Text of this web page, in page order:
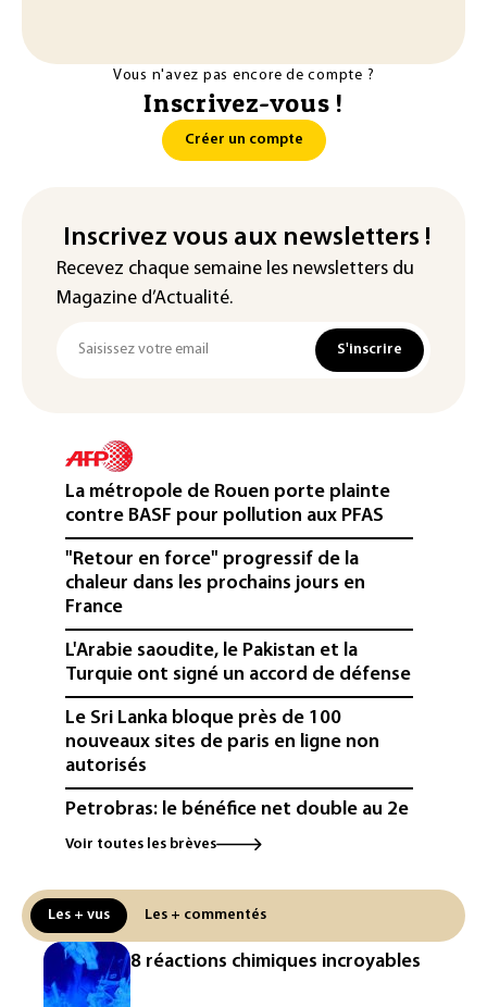
Vous n'avez pas encore de compte ?
Inscrivez-vous !
Créer un compte
Inscrivez vous aux newsletters !
Recevez chaque semaine les newsletters du
Magazine d’Actualité.
S'inscrire
La métropole de Rouen porte plainte
contre BASF pour pollution aux PFAS
"Retour en force" progressif de la
chaleur dans les prochains jours en
France
L'Arabie saoudite, le Pakistan et la
Turquie ont signé un accord de défense
Le Sri Lanka bloque près de 100
nouveaux sites de paris en ligne non
autorisés
Petrobras: le bénéfice net double au 2e
trimestre 2026, avec la hausse des prix
Mineurs sur les réseaux sociaux: Meta
condamné à verser 567 millions de
dollars supplémentaires au Nouveau-
Mexique
Voir toutes les brèves
Les + vus Les + commentés
8 réactions chimiques incroyables